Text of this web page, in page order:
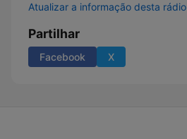
Atualizar a informação desta rádio
Partilhar
Facebook X